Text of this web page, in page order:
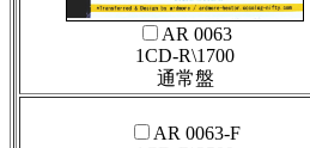
AR 0063
1CD-R\1700
通常盤
AR 0063-F